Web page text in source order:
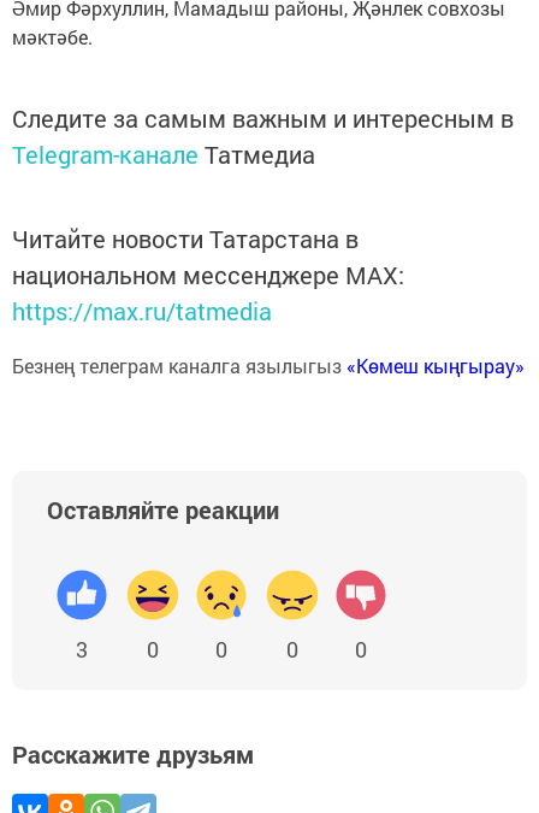
Әмир Фәрхуллин, Мамадыш районы, Җәнлек совхозы
мәктәбе.
Следите за самым важным и интересным в
Telegram-канале Татмедиа
Читайте новости Татарстана в
национальном мессенджере MАХ:
https://max.ru/tatmedia
Безнең телеграм каналга язылыгыз «Көмеш кыңгырау»
Оставляйте реакции
3 0 0 0 0
Расскажите друзьям